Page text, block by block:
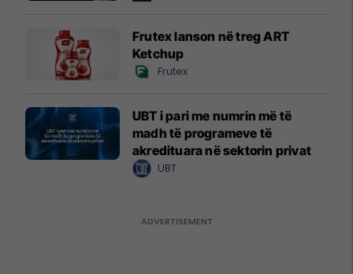
Frutex lanson në treg ART
Ketchup
Frutex
UBT i pari me numrin më të
madh të programeve të
akredituara në sektorin privat
UBT